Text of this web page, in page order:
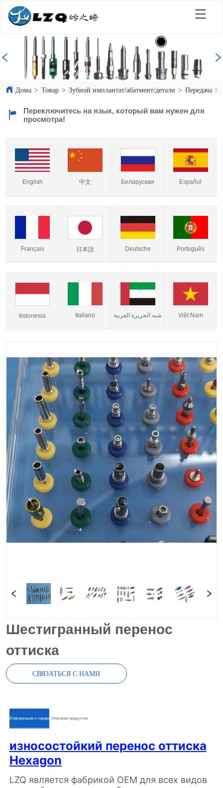
Дома > Товар > Зубной имплантат/абатмент/детали > Передача >
Переключитесь на язык, который вам нужен для
просмотра!
English 中文 Беларуская Español
Français 日本語 Deutsche Português
Indonesia Italiano شبه الجزيرة العربية Việt Nam
Шестигранный перенос
оттиска
СВЯЗАТЬСЯ С НАМИ
ㅤㅤИнформация о товареㅤㅤ ㅤㅤОписание продуктовㅤㅤ